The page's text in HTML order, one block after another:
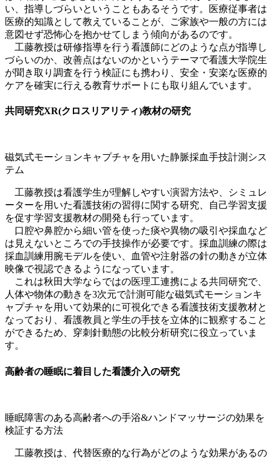
い、指導しづらいということもあるそうです。医療従事者は
医療的知識として教えていることが、ご家族や一般の方には
意図せず恐怖心を抱かせてしまう傾向があるのです。
工藤教授は研修指導を行う看護師にどのような点が指導し
づらいのか、改善点はないのかというテーマで看護大学院生
が聞き取り調査を行う検証にも携わり、安全・安楽な医療的
ケアを確実に行える教育サポートにも取り組んでいます。
共同研究XR(クロスリアリティ)教材の研究
磁気式モーションキャプチャを用いた静脈採血手技計測シス
テム
工藤教授は看護学生が理解しやすい演習方法や、シミュレ
ーターを用いた看護技術の習得に関する研究、自己学習支援
を促す学習支援教材の開発も行っています。
口腔や鼻腔から細い管を使った痰や異物の吸引や採血など
は見えないところでの手技操作が必要です。採血訓練の際は
採血訓練用腕モデルを使い、血管や注射器の針の動きが立体
映像で視認できるようになっています。
これは秋田大学ならではの医理工連携による共同研究で、
人体や物体の動きを3次元で計測可能な磁気式モーションキ
ャプチャを用いて効果的に可視化できる看護技術支援教材と
なっており、看護教員と学生の手技を立体的に観察すること
ができるため、穿刺針動態の比較分析研究に役立っていま
す。
高齢者の睡眠に着目した看護介入の研究
睡眠障害のある高齢者への手浴&ハンドマッサージの効果を
検証する方法
工藤教授は、代替医療的な行為がどのような効果があるの